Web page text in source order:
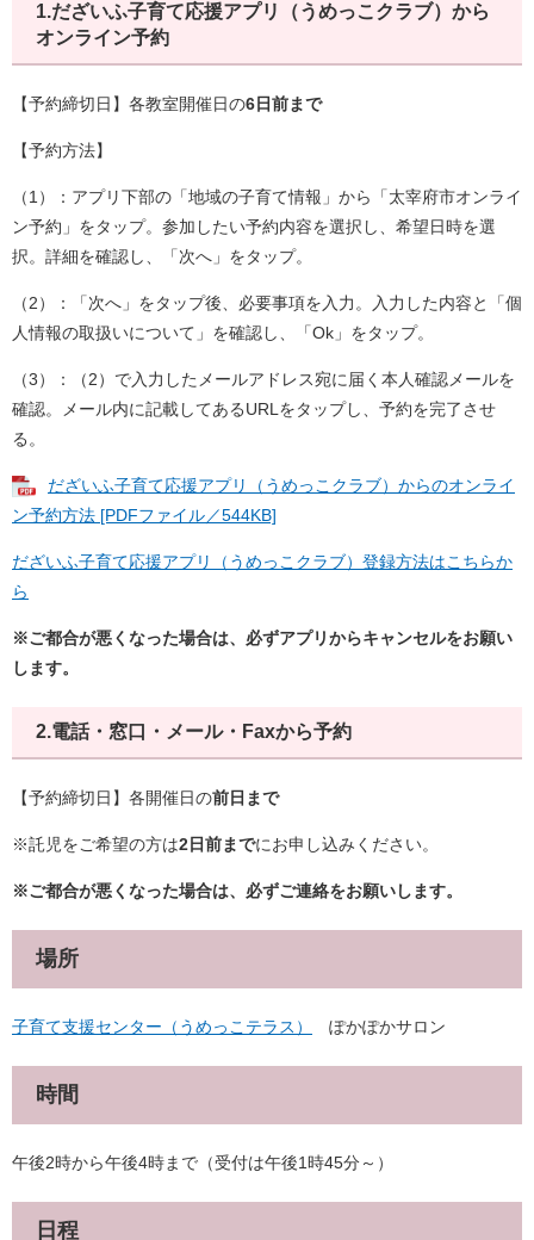
1.だざいふ子育て応援アプリ（うめっこクラブ）から
オンライン予約
【予約締切日】各教室開催日の6日前まで
【予約方法】
（1）：アプリ下部の「地域の子育て情報」から「太宰府市オンライ
ン予約」をタップ。参加したい予約内容を選択し、希望日時を選
択。詳細を確認し、「次へ」をタップ。
（2）：「次へ」をタップ後、必要事項を入力。入力した内容と「個
人情報の取扱いについて」を確認し、「Ok」をタップ。
（3）：（2）で入力したメールアドレス宛に届く本人確認メールを
確認。メール内に記載してあるURLをタップし、予約を完了させ
る。
だざいふ子育て応援アプリ（うめっこクラブ）からのオンライ
ン予約方法 [PDFファイル／544KB]
だざいふ子育て応援アプリ（うめっこクラブ）登録方法はこちらか
ら
※ご都合が悪くなった場合は、必ずアプリからキャンセルをお願い
します。
2.電話・窓口・メール・Faxから予約
【予約締切日】各開催日の前日まで
※託児をご希望の方は2日前までにお申し込みください。
※ご都合が悪くなった場合は、必ずご連絡をお願いします。
場所
子育て支援センター（うめっこテラス） ぽかぽかサロン
時間
午後2時から午後4時まで（受付は午後1時45分～）
日程